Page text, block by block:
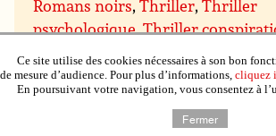
Romans noirs,Thriller,Thriller
psychologique,Thriller
espionnage et militaire
,Thriller
scientifique,Thriller juridique et
Thriller ésotérique,Romans
Sentimental
Ce site utilise des cookies nécessaires à son bon
de mesure d’audience. Pour plus d’informations, cliquez
En poursuivant votre navigation, vous consentez à
Fermer